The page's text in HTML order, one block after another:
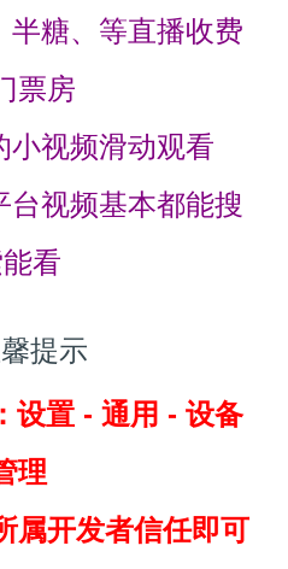
半糖、等直播收费
票房
小视频滑动观看
台视频基本都能搜
看
提示
设置 - 通用 - 设备
理
属开发者信任即可